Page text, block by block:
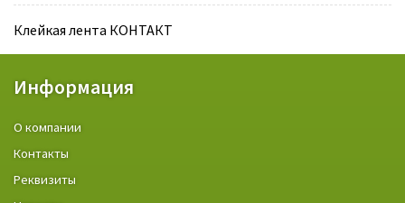
Клейкая лента КОНТАКТ
Информация
О компании
Контакты
Реквизиты